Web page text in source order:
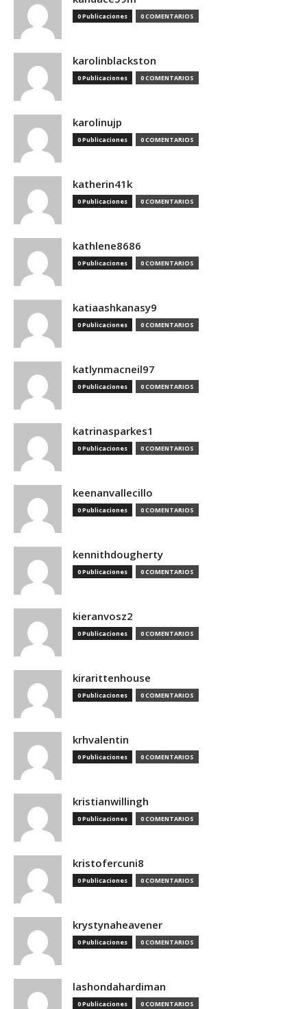
0 Publicaciones 0 COMENTARIOS
karolinblackston
0 Publicaciones 0 COMENTARIOS
karolinujp
0 Publicaciones 0 COMENTARIOS
katherin41k
0 Publicaciones 0 COMENTARIOS
kathlene8686
0 Publicaciones 0 COMENTARIOS
katiaashkanasy9
0 Publicaciones 0 COMENTARIOS
katlynmacneil97
0 Publicaciones 0 COMENTARIOS
katrinasparkes1
0 Publicaciones 0 COMENTARIOS
keenanvallecillo
0 Publicaciones 0 COMENTARIOS
kennithdougherty
0 Publicaciones 0 COMENTARIOS
kieranvosz2
0 Publicaciones 0 COMENTARIOS
kirarittenhouse
0 Publicaciones 0 COMENTARIOS
krhvalentin
0 Publicaciones 0 COMENTARIOS
kristianwillingh
0 Publicaciones 0 COMENTARIOS
kristofercuni8
0 Publicaciones 0 COMENTARIOS
krystynaheavener
0 Publicaciones 0 COMENTARIOS
lashondahardiman
0 Publicaciones 0 COMENTARIOS